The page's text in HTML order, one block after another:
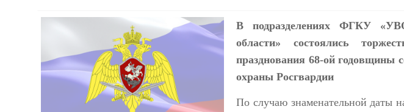
Вподразделениях ФГКУ
области» состоялись
празднования 68-ой годовщины
охраны Росгвардии
По случаю знаменательной даты